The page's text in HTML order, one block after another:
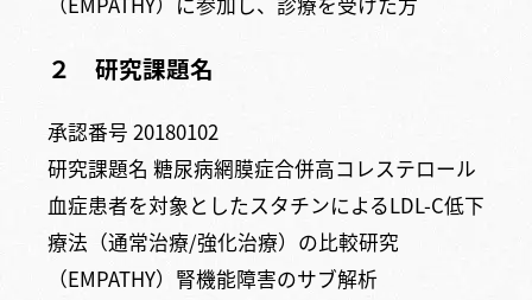
２ 研究課題名
承認番号 20180102
研究課題名 糖尿病網膜症合併高コレステロール
血症患者を対象としたスタチンによるLDL-C低下
療法（通常治療/強化治療）の比較研究
（EMPATHY）腎機能障害のサブ解析